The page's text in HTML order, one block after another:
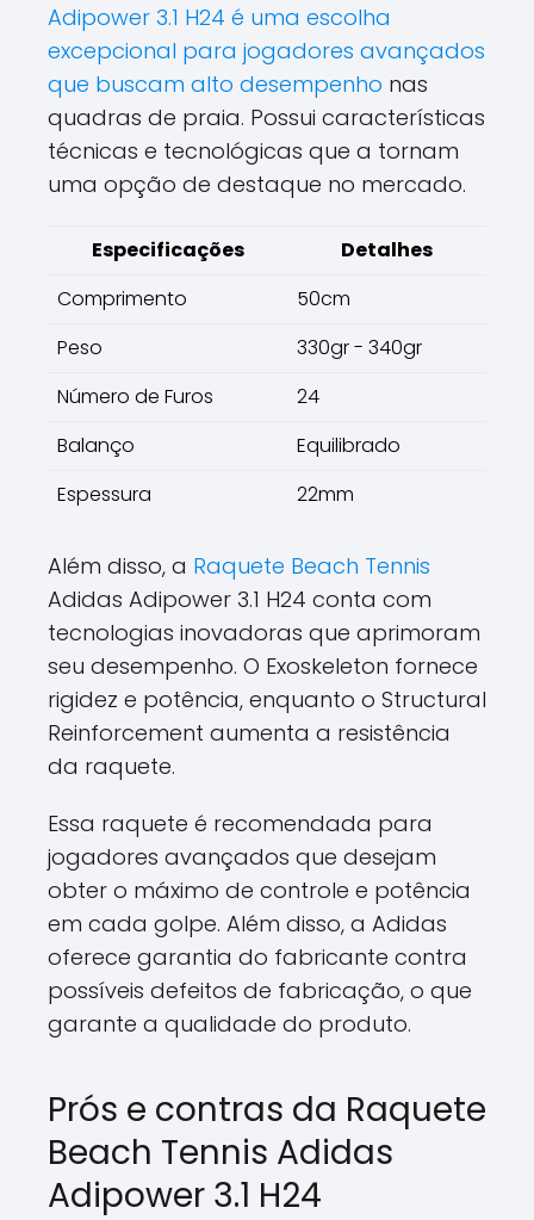
Adipower 3.1 H24 é uma escolha
excepcional para jogadores avançados
que buscam alto desempenho nas
quadras de praia. Possui características
técnicas e tecnológicas que a tornam
uma opção de destaque no mercado.
Especificações
Detalhes
Comprimento
50cm
Peso
330gr - 340gr
Número de Furos
24
Balanço
Equilibrado
Espessura
22mm
Além disso, a Raquete Beach Tennis
Adidas Adipower 3.1 H24 conta com
tecnologias inovadoras que aprimoram
seu desempenho. O Exoskeleton fornece
rigidez e potência, enquanto o Structural
Reinforcement aumenta a resistência
da raquete.
Essa raquete é recomendada para
jogadores avançados que desejam
obter o máximo de controle e potência
em cada golpe. Além disso, a Adidas
oferece garantia do fabricante contra
possíveis defeitos de fabricação, o que
garante a qualidade do produto.
Prós e contras da Raquete
Beach Tennis Adidas
Adipower 3.1 H24